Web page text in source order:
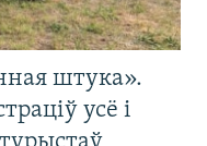
штука».
усё і